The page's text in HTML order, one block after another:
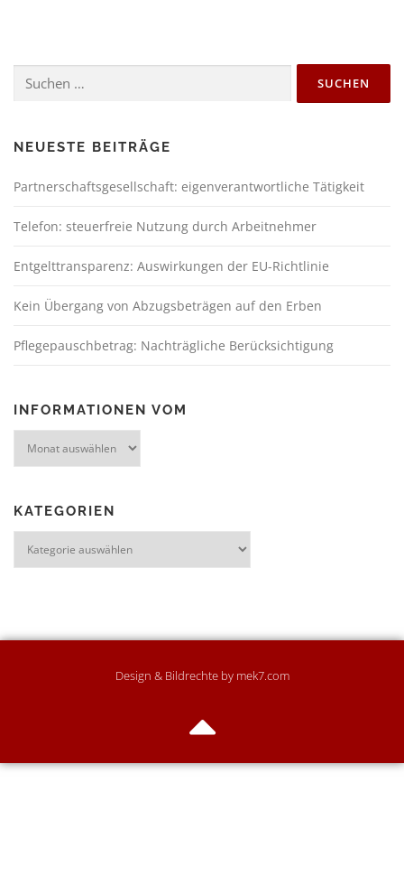
NEUESTE BEITRÄGE
Partnerschaftsgesellschaft: eigenverantwortliche Tätigkeit
Telefon: steuerfreie Nutzung durch Arbeitnehmer
Entgelttransparenz: Auswirkungen der EU-Richtlinie
Kein Übergang von Abzugsbeträgen auf den Erben
Pflegepauschbetrag: Nachträgliche Berücksichtigung
INFORMATIONEN VOM
KATEGORIEN
Design & Bildrechte by mek7.com